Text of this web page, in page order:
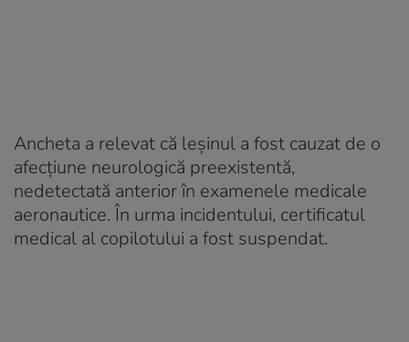
Ancheta a relevat că leșinul a fost cauzat de o
afecțiune neurologică preexistentă,
nedetectată anterior în examenele medicale
aeronautice. În urma incidentului, certificatul
medical al copilotului a fost suspendat.